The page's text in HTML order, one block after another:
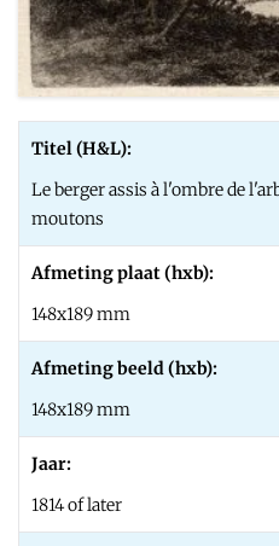
Titel (H&L):
Le berger assis à l'ombre de
moutons
Afmeting plaat (hxb):
148x189 mm
Afmeting beeld (hxb):
148x189 mm
Jaar:
1814 of later